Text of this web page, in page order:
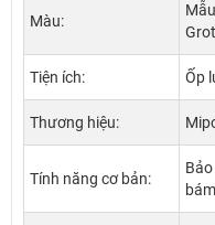
Màu:
Tiện ích: Ốp
Thương hiệu:
Tính năng cơ bản: